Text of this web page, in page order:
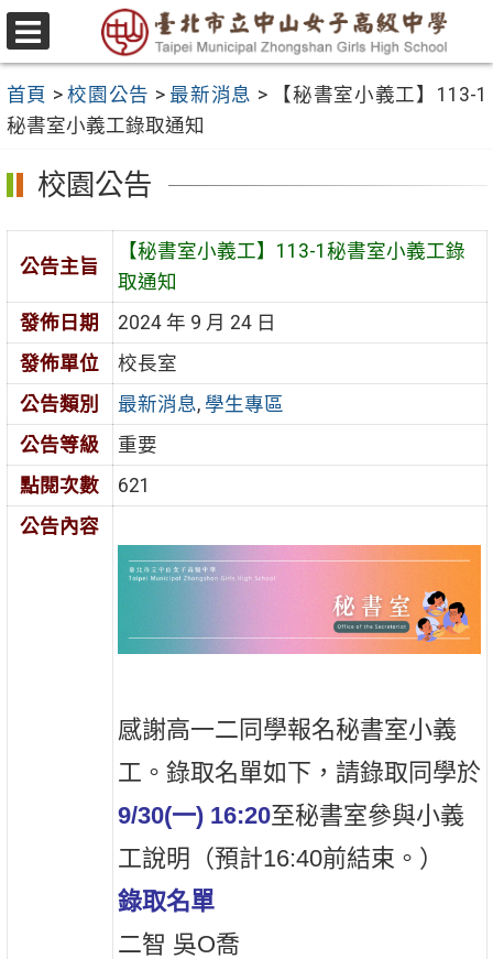
跳
至
要
內
容
區
選
單
首頁 >校園公告 > 最新消息 >
【秘書室小義工】113-1
秘書室小義工錄取通知
校園公告
公告主旨
【秘書室小義工】113-1秘書室小義工錄
取通知
發佈日期
2024 年 9 月 24 日
發佈單位
校長室
公告類別
最新消息, 學生專區
公告等級
重要
點閱次數
621
公告內容
感謝高一二同學報名秘書室小義
工。錄取名單如下，請錄取同學於
9/30(一) 16:20至秘書室參與小義
工說明（預計16:40前結束。）
錄取名單
二智 吳O喬